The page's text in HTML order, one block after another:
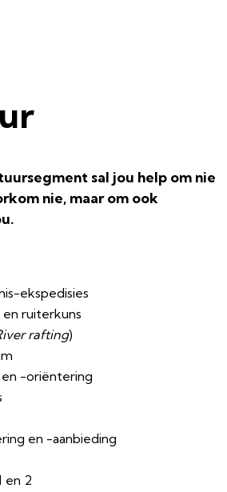
sal jou help om nie
nie, maar om ook
ekspedisies
ruiterkuns
rafting)
-oriëntering
en -aanbieding
en 2